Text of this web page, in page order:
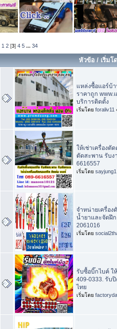
1 2 [3]4 5 ...34
หัวข้อ / เริ่มโ
แหล่งซื้อแอร์บ้
ราคาถูก www.
บริการติดตั้ง
เริ่มโดย foraliv11
ให้เช่าเครื่อง
ตัดสะพาน รับง
6616557
เริ่มโดย sayjung1
จำหน่ายเครื่อง
น้ำยาและจัดฝึก
2061016
เริ่มโดย
รับซื้อบิ๊กไบค์ ใ
409-0333. รับ
ไทย
เริ่มโดย